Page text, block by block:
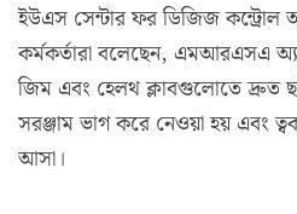
ইউএস সেন্টার ফর ডিজিজ কন্ট্রোল
কর্মকর্তারা বলেছেন, এমআরএসএ
জিম এবং হেলথ ক্লাবগুলোতে দ্রুত
সরঞ্জাম ভাগ করে নেওয়া হয় এবং
আসা।